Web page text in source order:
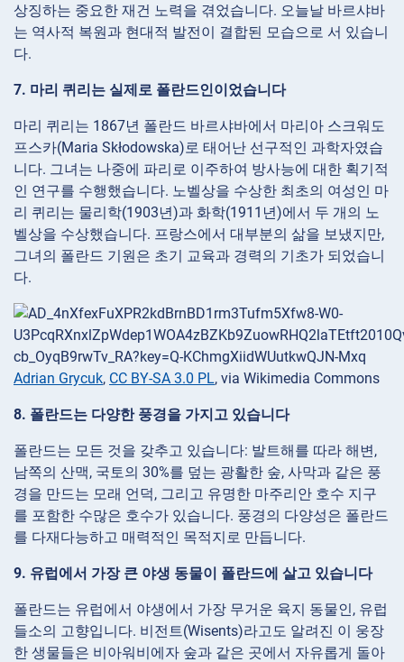
상징하는 중요한 재건 노력을 겪었습니다. 오늘날 바르샤바
는 역사적 복원과 현대적 발전이 결합된 모습으로 서 있습니
다.
7. 마리 퀴리는 실제로 폴란드인이었습니다
마리 퀴리는 1867년 폴란드 바르샤바에서 마리아 스크워도
프스카(Maria Skłodowska)로 태어난 선구적인 과학자였습
니다. 그녀는 나중에 파리로 이주하여 방사능에 대한 획기적
인 연구를 수행했습니다. 노벨상을 수상한 최초의 여성인 마
리 퀴리는 물리학(1903년)과 화학(1911년)에서 두 개의 노
벨상을 수상했습니다. 프랑스에서 대부분의 삶을 보냈지만,
그녀의 폴란드 기원은 초기 교육과 경력의 기초가 되었습니
다.
Adrian Grycuk, CC BY-SA 3.0 PL, via Wikimedia Commons
8. 폴란드는 다양한 풍경을 가지고 있습니다
폴란드는 모든 것을 갖추고 있습니다: 발트해를 따라 해변,
남쪽의 산맥, 국토의 30%를 덮는 광활한 숲, 사막과 같은 풍
경을 만드는 모래 언덕, 그리고 유명한 마주리안 호수 지구
를 포함한 수많은 호수가 있습니다. 풍경의 다양성은 폴란드
를 다재다능하고 매력적인 목적지로 만듭니다.
9. 유럽에서 가장 큰 야생 동물이 폴란드에 살고 있습니다
폴란드는 유럽에서 야생에서 가장 무거운 육지 동물인, 유럽
들소의 고향입니다. 비전트(Wisents)라고도 알려진 이 웅장
한 생물들은 비아워비에자 숲과 같은 곳에서 자유롭게 돌아